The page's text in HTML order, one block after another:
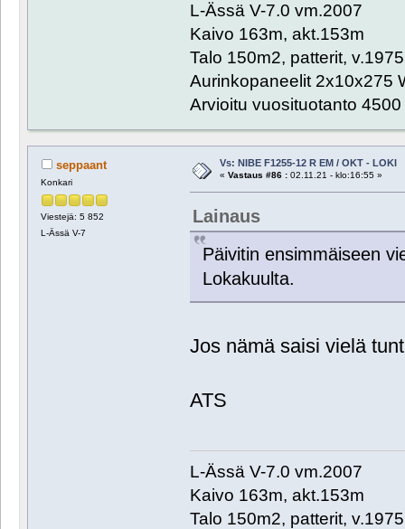
L-Ässä V-7.0 vm.2007
Kaivo 163m, akt.153m
Talo 150m2, patterit, v.1975
Aurinkopaneelit 2x10x275
Arvioitu vuosituotanto
seppaant
Konkari
Viestejä: 5 852
L-Ässä V-7
Vs: NIBE F1255-12 R EM / OKT - LOKI
« Vastaus #86 :02.11.21 - klo:16:55 »
Lainaus
Päivitin ensimmäiseen
Lokakuulta.
Jos nämä saisi vielä
ATS
L-Ässä V-7.0 vm.2007
Kaivo 163m, akt.153m
Talo 150m2, patterit, v.1975